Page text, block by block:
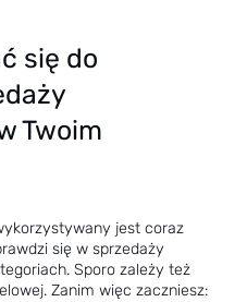
się do
Twoim
jest coraz
się w sprzedaży
Sporo zależy też
Zanim więc zaczniesz: